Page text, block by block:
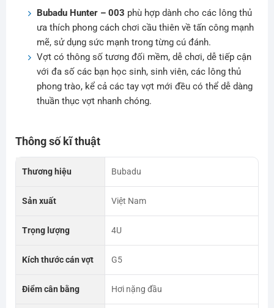
Bubadu Hunter – 003 phù hợp dành cho các lông thủ
ưa thích phong cách chơi cầu thiên về tấn công mạnh
mẽ, sử dụng sức mạnh trong từng cú đánh.
Vợt có thông số tương đối mềm, dễ chơi, dễ tiếp cận
với đa số các bạn học sinh, sinh viên, các lông thủ
phong trào, kể cả các tay vợt mới đều có thể dễ dàng
thuần thục vợt nhanh chóng.
Thông số kĩ thuật
Thương hiệu Bubadu
Sản xuất Việt Nam
Trọng lượng 4U
Kích thước cán vợt G5
Điểm cân bằng Hơi nặng đầu